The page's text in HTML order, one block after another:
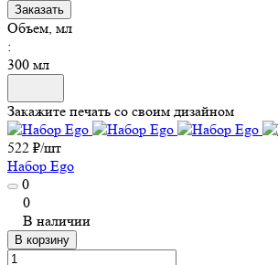
Заказать
Объем, мл
:
300 мл
Закажите печать со своим дизайном
522 ₽/шт
Набор Ego
0
0
В наличии
В корзину